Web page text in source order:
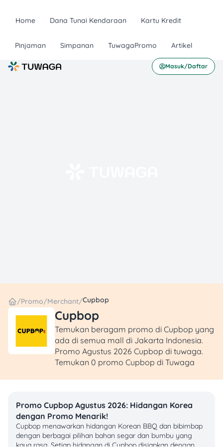
Home Dana Tunai Kendaraan Kartu Kredit
Pinjaman Simpanan TuwagaPromo Artikel
Masuk/Daftar
/Promo/Merchant/Cupbop
Cupbop
Temukan beragam promo di Cupbop yang
ada di semua mall di Jakarta Indonesia.
Promo Agustus 2026 Cupbop di tuwaga.
Temukan 0 promo Cupbop di Tuwaga
Promo Cupbop Agustus 2026: Hidangan Korea
dengan Promo Menarik!
Cupbop menawarkan hidangan Korean BBQ dan bibimbap
dengan berbagai pilihan bahan segar dan bumbu yang
kaya rasa. Setiap hidangan di Cupbop disiapkan dengan